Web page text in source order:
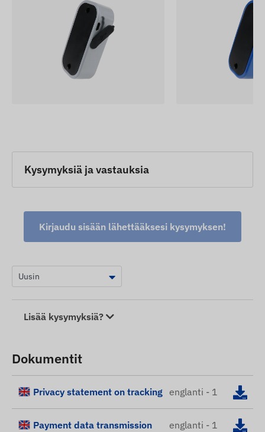
Kysymyksiä ja vastauksia
Kirjaudu sisään lähettääksesi kysymyksen!
Lisää kysymyksiä?
Dokumentit
Privacy statement on tracking englanti - 1
Payment data transmission englanti - 1